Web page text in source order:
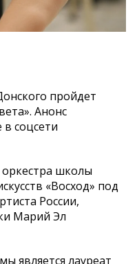
пройдет
Анонс
соцсети
школы
«Восход» под
России,
Марий Эл
является лауреат